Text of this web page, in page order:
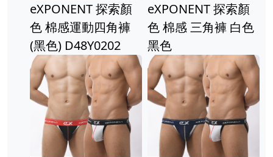
eXPONENT 探索顏
色 棉感運動四角褲
(黑色) D48Y0202
eXPONENT 探索顏
色 棉感 三角褲 白色
黑色